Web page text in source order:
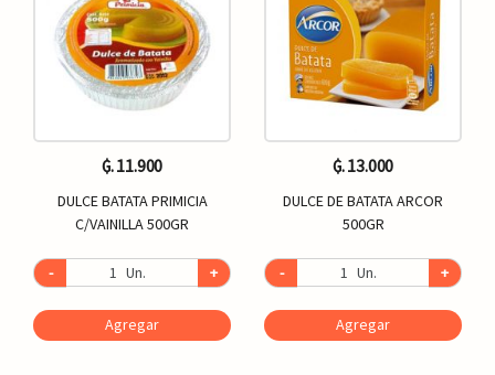
₲. 11.900
DULCE BATATA PRIMICIA
C/VAINILLA 500GR
- Un. +
Agregar
₲. 13.000
DULCE DE BATATA ARCOR
500GR
- Un. +
Agregar